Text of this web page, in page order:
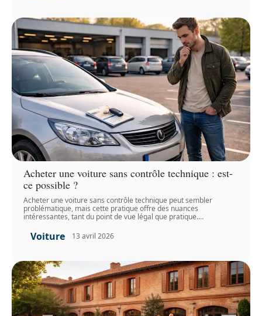
Acheter une voiture sans contrôle technique : est-
ce possible ?
Acheter une voiture sans contrôle technique peut sembler
problématique, mais cette pratique offre des nuances
intéressantes, tant du point de vue légal que pratique.…
Voiture 13 avril 2026